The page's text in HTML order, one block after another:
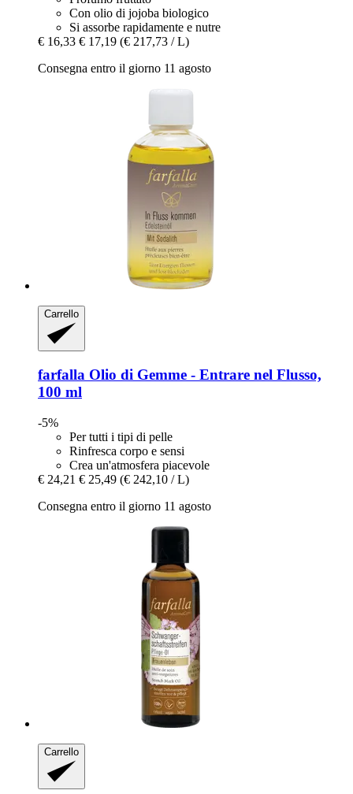
Con olio di jojoba biologico
Si assorbe rapidamente e nutre
€ 16,33 € 17,19 (€ 217,73 / L)
Consegna entro il giorno 11 agosto
Carrello
farfalla Olio di Gemme -​ Entrare nel Flusso,
100 ml
-5%
Per tutti i tipi di pelle
Rinfresca corpo e sensi
Crea un'atmosfera piacevole
€ 24,21 € 25,49 (€ 242,10 / L)
Consegna entro il giorno 11 agosto
Carrello